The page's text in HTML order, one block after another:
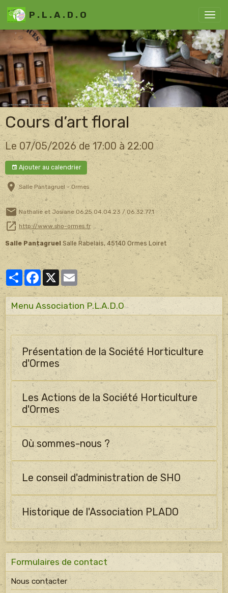
P . L . A . D . O
Cours d’art floral
Le 07/05/2026 de 17:00 à 22:00
Ajouter au calendrier
Salle Pantagruel - Ormes
Nathalie et Josiane 06.25.04.04.23 / 06.32.77.1
http://www.sho-ormes.fr
Salle Pantagruel Salle Rabelais, 45140 Ormes Loiret
PartagerFacebook
X Email
Menu Association P.L.A.D.O
Présentation de la Société Horticulture
d'Ormes
Les Actions de la Société Horticulture
d'Ormes
Où sommes-nous ?
Le conseil d'administration de SHO
Historique de l'Association PLADO
Formulaires de contact
Nous contacter